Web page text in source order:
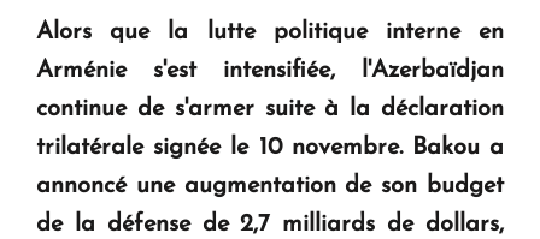
" Tant qu'il n'existe pas d'alternative concrète, la
question d'un référendum ne se pose pas. "
KASA : 30 ans d'audace, de résilience et d'avenir
en Arménie
Alors que la lutte politique interne en
Arménie s'est intensifiée, l'Azerbaïdjan
continue de s'armer suite à la déclaration
trilatérale signée le 10 novembre. Bakou a
annoncé une augmentation de son budget
de la défense de 2,7 milliards de dollars,